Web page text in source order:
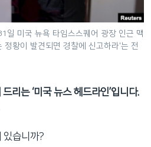
일 미국 뉴욕 타임스스퀘어 광장 인근 맥
정황이 발견되면 경찰에 신고하라'는 전
리는 ‘미국 뉴스 헤드라인’입니다.
있습니까?